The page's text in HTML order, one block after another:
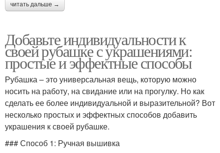
читать дальше →
Добавьте индивидуальности к
своей рубашке с украшениями:
простые и эффектные способы
Рубашка – это универсальная вещь, которую можно
носить на работу, на свидание или на прогулку. Но как
сделать ее более индивидуальной и выразительной? Вот
несколько простых и эффектных способов добавить
украшения к своей рубашке.
### Способ 1: Ручная вышивка